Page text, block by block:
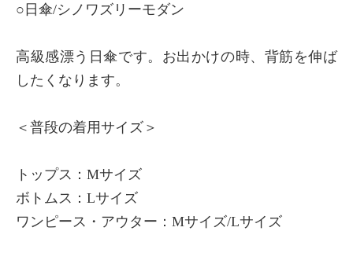
○日傘/シノワズリーモダン
高級感漂う日傘です。お出かけの時、背筋を伸ば
したくなります。
＜普段の着用サイズ＞
トップス：Mサイズ
ボトムス：Lサイズ
ワンピース・アウター：Mサイズ/Lサイズ